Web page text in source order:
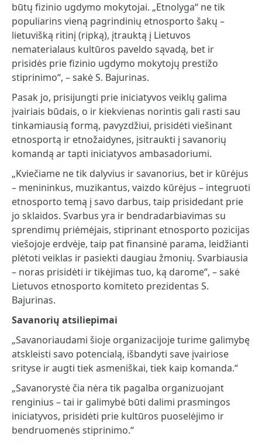
būtų fizinio ugdymo mokytojai. „Etnolyga“ ne tik
populiarins vieną pagrindinių etnosporto šakų –
lietuvišką ritinį (ripką), įtrauktą į Lietuvos
nematerialaus kultūros paveldo sąvadą, bet ir
prisidės prie fizinio ugdymo mokytojų prestižo
stiprinimo“, – sakė S. Bajurinas.
Pasak jo, prisijungti prie iniciatyvos veiklų galima
įvairiais būdais, o ir kiekvienas norintis gali rasti sau
tinkamiausią formą, pavyzdžiui, prisidėti viešinant
etnosportą ir etnožaidynes, įsitraukti į savanorių
komandą ar tapti iniciatyvos ambasadoriumi.
„Kviečiame ne tik dalyvius ir savanorius, bet ir kūrėjus
– menininkus, muzikantus, vaizdo kūrėjus – integruoti
etnosporto temą į savo darbus, taip prisidedant prie
jo sklaidos. Svarbus yra ir bendradarbiavimas su
sprendimų priėmėjais, stiprinant etnosporto pozicijas
viešojoje erdvėje, taip pat finansinė parama, leidžianti
plėtoti veiklas ir pasiekti daugiau žmonių. Svarbiausia
– noras prisidėti ir tikėjimas tuo, ką darome“, – sakė
Lietuvos etnosporto komiteto prezidentas S.
Bajurinas.
Savanorių atsiliepimai
„Savanoriaudami šioje organizacijoje turime galimybę
atskleisti savo potencialą, išbandyti save įvairiose
srityse ir augti tiek asmeniškai, tiek kaip komanda.“
„Savanorystė čia nėra tik pagalba organizuojant
renginius – tai ir galimybė būti dalimi prasmingos
iniciatyvos, prisidėti prie kultūros puoselėjimo ir
bendruomenės stiprinimo.“